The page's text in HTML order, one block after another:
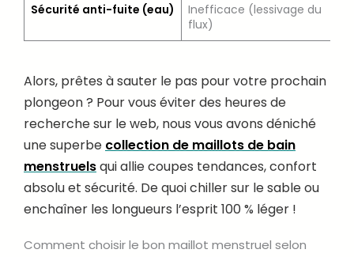
Sécurité anti-fuite (eau)
Inefficace (lessivage du
flux)
Alors, prêtes à sauter le pas pour votre prochain
plongeon ? Pour vous éviter des heures de
recherche sur le web, nous vous avons déniché
une superbe collection de maillots de bain
menstruelsqui allie coupes tendances, confort
absolu et sécurité. De quoi chiller sur le sable ou
enchaîner les longueurs l’esprit 100 % léger !
Comment choisir le bon maillot menstruel selon